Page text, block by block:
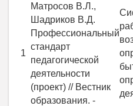
1
Матросов В.Л.,
Шадриков В.Д.
Профессиональный
стандарт
педагогической
деятельности
(проект) // Вестник
образования. -